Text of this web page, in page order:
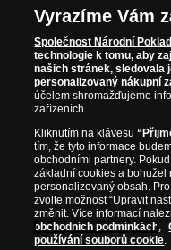
ženou Marií
a zajistil tak
trůn. Jako český
šlechtické opozici,
progresivních
několik z nich
zrušil. V české
jeho první návštěvě
před ním vážený
společnosti nauk
vlasteneckou řeč,
vyslechl.
Nejdéle
Vyrazíme Vám
Společnost Národní
technologie k tomu, aby
našich stránek, sledovala
personalizovaný nákupní
účelem shromažďujeme
zařízeních.
Kliknutím na klávesu
tím, že tyto informace
obchodními partnery.
základní cookies a bohužel
personalizovaný obsah.
zvolte možnost “Upravit
změnit. Více informací
obchodních podmínkách ,
používání souborů cookie.